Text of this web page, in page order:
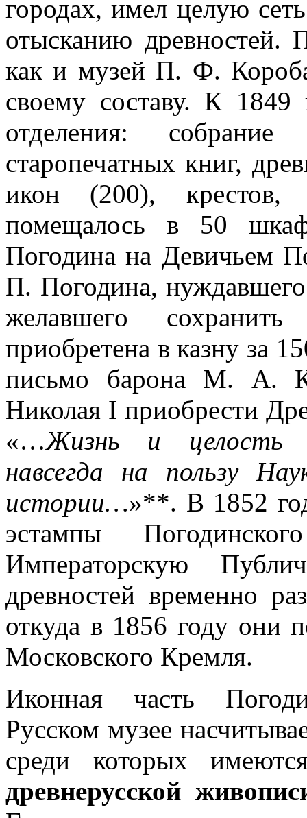
городах, имел целую
отысканию древностей.
как и музей П. Ф.
своему составу. К
отделения:
старопечатных книг,
икон (200), крестов,
помещалось в 50
Погодина на Девичьем
П. Погодина,
желавшего
приобретена в казну за
письмо барона М. А.
Николая I приобрести
«…Жизнь и целость
навсегда на пользу
истории…»**. В 1852
эстампы
Императорскую
древностей временно
откуда в 1856 году они
Московского Кремля.
Иконная часть
Русском музее
среди которых
древнерусской